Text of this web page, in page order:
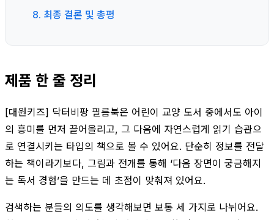
8. 최종 결론 및 총평
제품 한 줄 정리
[대원키즈] 닥터비팡 필름북은 어린이 교양 도서 중에서도 아이
의 흥미를 먼저 끌어올리고, 그 다음에 자연스럽게 읽기 습관으
로 연결시키는 타입의 책으로 볼 수 있어요. 단순히 정보를 전달
하는 책이라기보다, 그림과 전개를 통해 ‘다음 장면이 궁금해지
는 독서 경험’을 만드는 데 초점이 맞춰져 있어요.
검색하는 분들의 의도를 생각해보면 보통 세 가지로 나뉘어요.